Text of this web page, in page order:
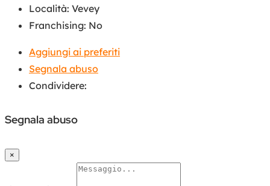
Località: Vevey
Franchising: No
Aggiungi ai preferiti
Segnala abuso
Condividere:
Segnala abuso
×